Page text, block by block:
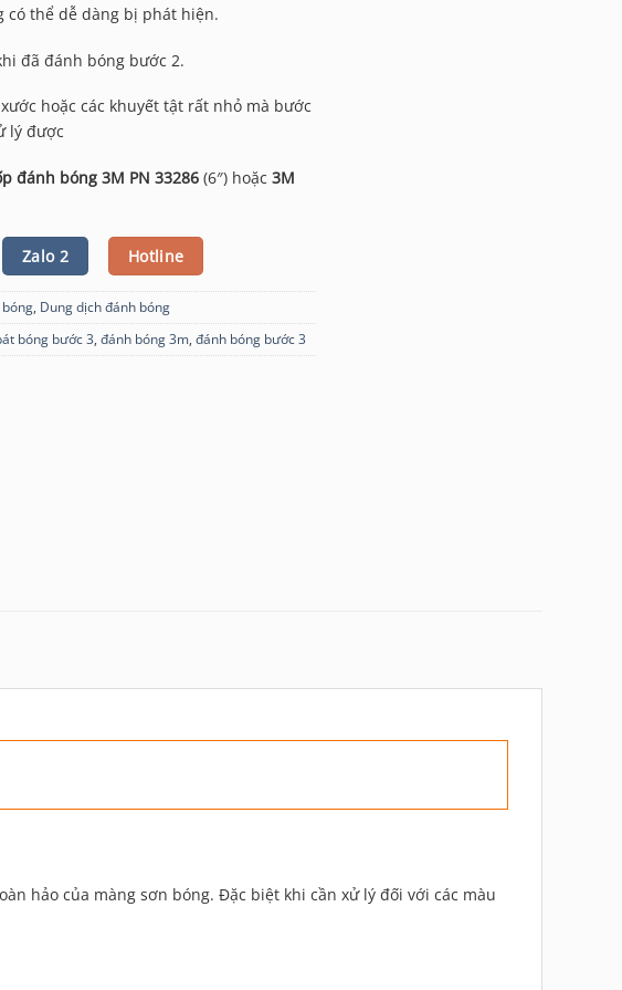
có thể dễ dàng bị phát hiện.
đã đánh bóng bước 2.
hoặc các khuyết tật rất nhỏ mà bước
lý được
đánh bóng 3M PN 33286 (6″) hoặc 3M
Zalo 2 Hotline
Dung dịch đánh bóng
bóng bước 3 đánh bóng 3m đánh bóng bước 3
hảo của màng sơn bóng. Đặc biệt khi cần xử lý đối với các màu